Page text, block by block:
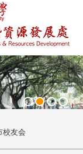
校友会